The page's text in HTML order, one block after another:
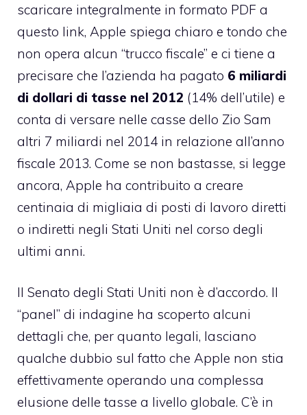
scaricare integralmente in formato PDF a
questo link, Apple spiega chiaro e tondo che
non opera alcun “trucco fiscale” e ci tiene a
precisare che l’azienda ha pagato 6 miliardi
di dollari di tasse nel 2012 (14% dell’utile) e
conta di versare nelle casse dello Zio Sam
altri 7 miliardi nel 2014 in relazione all’anno
fiscale 2013. Come se non bastasse, si legge
ancora, Apple ha contribuito a creare
centinaia di migliaia di posti di lavoro diretti
o indiretti negli Stati Uniti nel corso degli
ultimi anni.
Il Senato degli Stati Uniti non è d’accordo. Il
“panel” di indagine ha scoperto alcuni
dettagli che, per quanto legali, lasciano
qualche dubbio sul fatto che Apple non stia
effettivamente operando una complessa
elusione delle tasse a livello globale. C’è in